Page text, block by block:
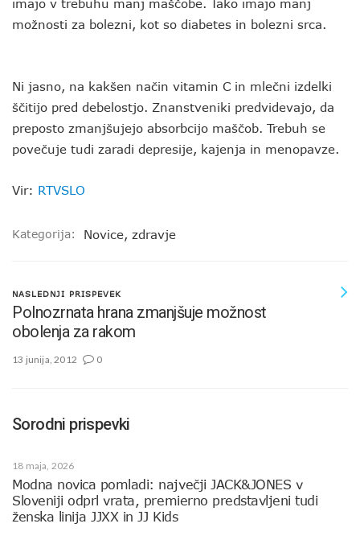
imajo v trebuhu manj maščobe. Tako imajo manj
možnosti za bolezni, kot so diabetes in bolezni srca.
Ni jasno, na kakšen način vitamin C in mlečni izdelki
ščitijo pred debelostjo. Znanstveniki predvidevajo, da
preposto zmanjšujejo absorbcijo maščob. Trebuh se
povečuje tudi zaradi depresije, kajenja in menopavze.
Vir: RTVSLO
Kategorija: Novice, zdravje
NASLEDNJI PRISPEVEK
Polnozrnata hrana zmanjšuje možnost
obolenja za rakom
13 junija, 2012 0
Sorodni prispevki
18 maja, 2026
Modna novica pomladi: največji JACK&JONES v
Sloveniji odprl vrata, premierno predstavljeni tudi
ženska linija JJXX in JJ Kids